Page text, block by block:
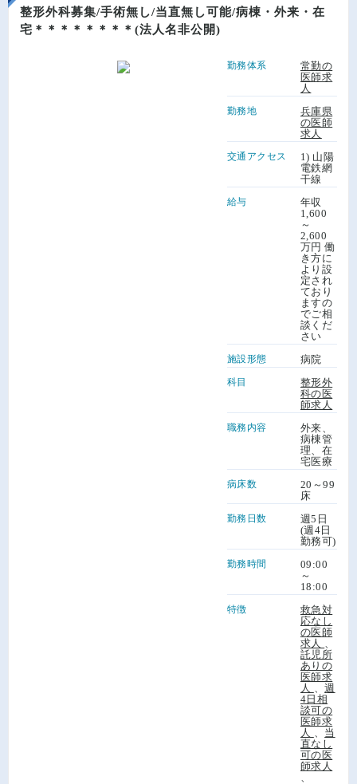
整形外科募集/手術無し/当直無し可能/病棟・外来・在
宅＊＊＊＊＊＊＊＊(法人名非公開)
勤務体系
常勤の
医師求
人
勤務地
兵庫県
の医師
求人
交通アクセス
1) 山陽
電鉄網
干線
給与
年収
1,600
～
2,600
万円 働
き方に
より設
定され
ており
ますの
でご相
談くだ
さい
施設形態 病院
科目
整形外
科の医
師求人
職務内容
外来、
病棟管
理、在
宅医療
病床数
20～99
床
勤務日数
週5日
(週4日
勤務可)
勤務時間
09:00
～
18:00
特徴
救急対
応なし
の医師
求人
託児所
ありの
医師求
人
、週
4日相
談可の
医師求
人
当
直なし
可の医
師求人